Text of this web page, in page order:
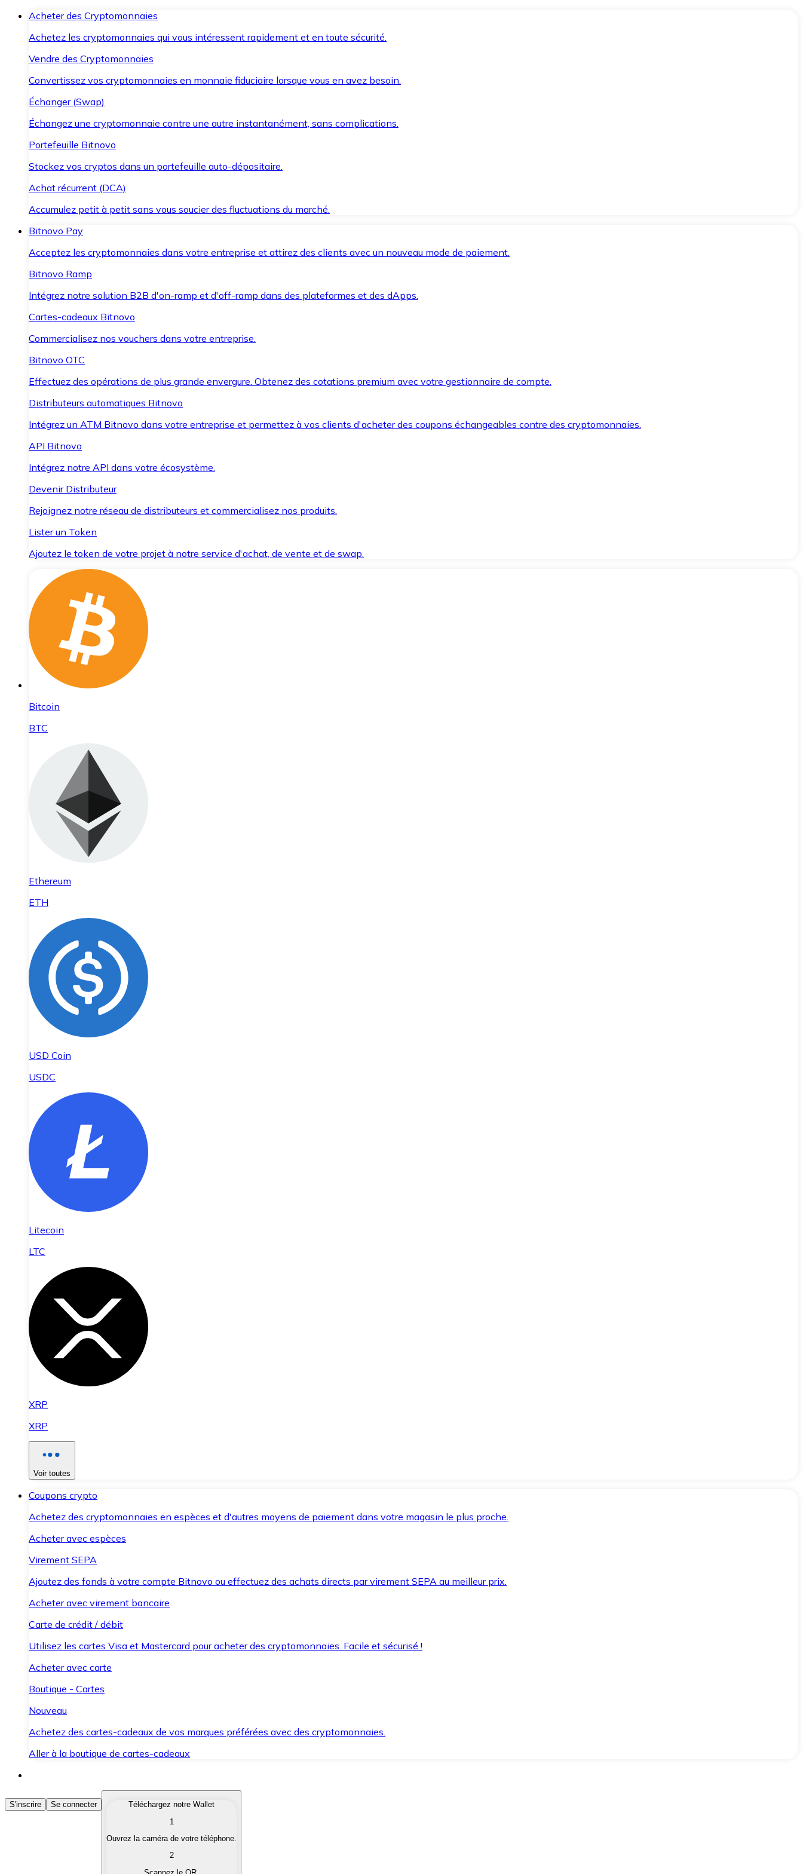
Acheter des Cryptomonnaies
Achetez les cryptomonnaies qui vous intéressent rapidement et en toute sécurité.
Vendre des Cryptomonnaies
Convertissez vos cryptomonnaies en monnaie fiduciaire lorsque vous en avez besoin.
Échanger (Swap)
Échangez une cryptomonnaie contre une autre instantanément, sans complications.
Portefeuille Bitnovo
Stockez vos cryptos dans un portefeuille auto-dépositaire.
Achat récurrent (DCA)
Accumulez petit à petit sans vous soucier des fluctuations du marché.
Bitnovo Pay
Acceptez les cryptomonnaies dans votre entreprise et attirez des clients avec un nouveau mode de paiement.
Bitnovo Ramp
Intégrez notre solution B2B d'on-ramp et d'off-ramp dans des plateformes et des dApps.
Cartes-cadeaux Bitnovo
Commercialisez nos vouchers dans votre entreprise.
Bitnovo OTC
Effectuez des opérations de plus grande envergure. Obtenez des cotations premium avec votre gestionnaire de compte.
Distributeurs automatiques Bitnovo
Intégrez un ATM Bitnovo dans votre entreprise et permettez à vos clients d'acheter des coupons échangeables contre des cryptomonnaies.
API Bitnovo
Intégrez notre API dans votre écosystème.
Devenir Distributeur
Rejoignez notre réseau de distributeurs et commercialisez nos produits.
Lister un Token
Ajoutez le token de votre projet à notre service d'achat, de vente et de swap.
Bitcoin
BTC
Ethereum
ETH
USD Coin
USDC
Litecoin
LTC
XRP
XRP
Voir toutes
Coupons crypto
Achetez des cryptomonnaies en espèces et d'autres moyens de paiement dans votre magasin le plus proche.
Acheter avec espèces
Virement SEPA
Ajoutez des fonds à votre compte Bitnovo ou effectuez des achats directs par virement SEPA au meilleur prix.
Acheter avec virement bancaire
Carte de crédit / débit
Utilisez les cartes Visa et Mastercard pour acheter des cryptomonnaies. Facile et sécurisé !
Acheter avec carte
Boutique - Cartes
Nouveau
Achetez des cartes-cadeaux de vos marques préférées avec des cryptomonnaies.
Aller à la boutique de cartes-cadeaux
Acheter des Cryptomonnaies
Achetez les cryptomonnaies qui vous intéressent rapidement et en toute sécurité.
Convertissez vos cryptomonnaies en monnaie fiduciaire lorsque vous en avez besoin.
S'inscrire Se connecter
Téléchargez notre Wallet
1
Ouvrez la caméra de votre téléphone.
2